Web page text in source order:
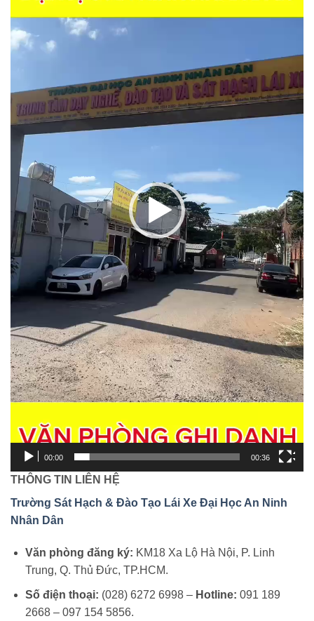
00:00 00:36
THÔNG TIN LIÊN HỆ
Trường Sát Hạch & Đào Tạo Lái Xe Đại Học An Ninh
Nhân Dân
Văn phòng đăng ký: KM18 Xa Lộ Hà Nội, P. Linh
Trung, Q. Thủ Đức, TP.HCM.
Số điện thoại: (028) 6272 6998 – Hotline: 091 189
2668 – 097 154 5856.